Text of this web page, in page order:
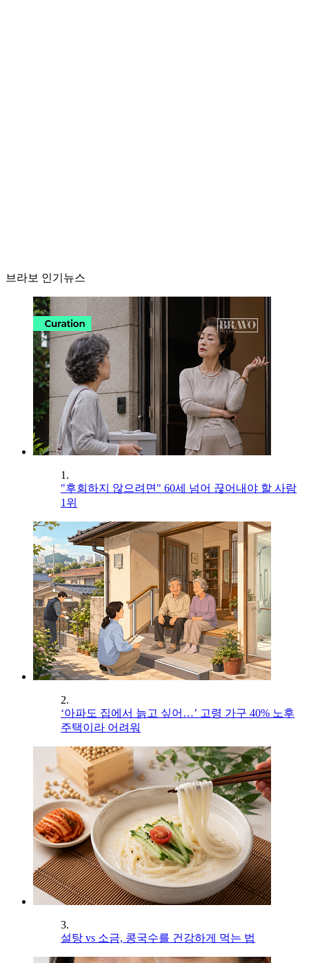
브라보 인기뉴스
1.
"후회하지 않으려면" 60세 넘어 끊어내야 할 사람
1위
2.
‘아파도 집에서 늙고 싶어…’ 고령 가구 40% 노후
주택이라 어려워
3.
설탕 vs 소금, 콩국수를 건강하게 먹는 법